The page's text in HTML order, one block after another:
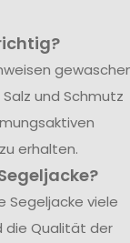
und Schmutz
erhalten.
Segeljacke viele
die Qualität der